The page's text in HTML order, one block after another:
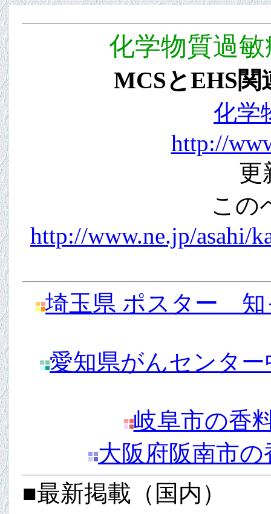
化学物質過
MCSとEHS関
化学
http://
更
この
http://www.ne.jp/asahi/
埼玉県 ポスター
愛知県がんセンタ
岐阜市の香
大阪府阪南市
■最新掲載（国内）